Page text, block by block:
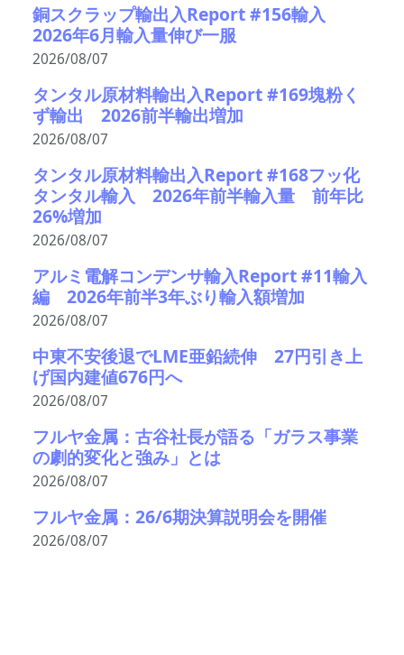
銅スクラップ輸出入Report #156輸入
2026年6月輸入量伸び一服
2026/08/07
タンタル原材料輸出入Report #169塊粉く
ず輸出 2026前半輸出増加
2026/08/07
タンタル原材料輸出入Report #168フッ化
タンタル輸入 2026年前半輸入量 前年比
26%増加
2026/08/07
アルミ電解コンデンサ輸入Report #11輸入
編 2026年前半3年ぶり輸入額増加
2026/08/07
中東不安後退でLME亜鉛続伸 27円引き上
げ国内建値676円へ
2026/08/07
フルヤ金属：古谷社長が語る「ガラス事業
の劇的変化と強み」とは
2026/08/07
フルヤ金属：26/6期決算説明会を開催
2026/08/07